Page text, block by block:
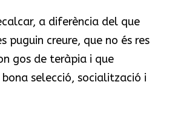
a diferència del que
puguin creure, que no és res
gos de teràpia i que
bona selecció, socialització i